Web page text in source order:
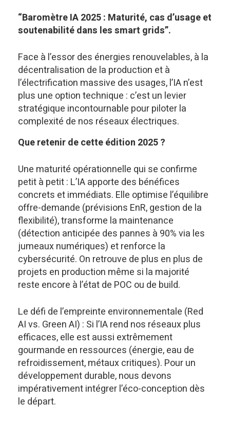
“Baromètre IA 2025 : Maturité, cas d’usage et
soutenabilité dans les smart grids”.
Face à l’essor des énergies renouvelables, à la
décentralisation de la production et à
l’électrification massive des usages, l’IA n’est
plus une option technique : c’est un levier
stratégique incontournable pour piloter la
complexité de nos réseaux électriques.
Que retenir de cette édition 2025 ?
Une maturité opérationnelle qui se confirme
petit à petit : L’IA apporte des bénéfices
concrets et immédiats. Elle optimise l’équilibre
offre-demande (prévisions EnR, gestion de la
flexibilité), transforme la maintenance
(détection anticipée des pannes à 90% via les
jumeaux numériques) et renforce la
cybersécurité. On retrouve de plus en plus de
projets en production même si la majorité
reste encore à l’état de POC ou de build.
Le défi de l’empreinte environnementale (Red
AI vs. Green AI) : Si l’IA rend nos réseaux plus
efficaces, elle est aussi extrêmement
gourmande en ressources (énergie, eau de
refroidissement, métaux critiques). Pour un
développement durable, nous devons
impérativement intégrer l’éco-conception dès
le départ.